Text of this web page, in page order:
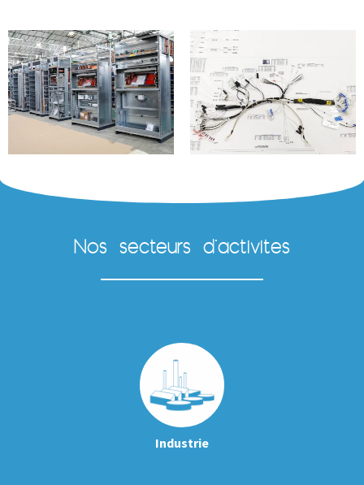
Nos secteurs d'activités
Industrie